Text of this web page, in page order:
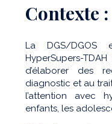
Contexte :
La DGS/DGOS
HyperSupers-
d’élaborer des
diagnostic et au
l’attention avec
enfants, les